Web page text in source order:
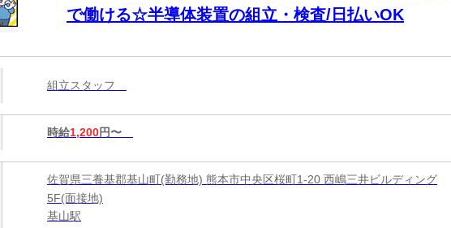
で働ける☆半導体装置の組立・検査/日払いOK
組立スタッフ
時給1,200円〜
佐賀県三養基郡基山町(勤務地) 熊本市中央区桜町1-20 西嶋三井ビルディング
5F(面接地)
基山駅